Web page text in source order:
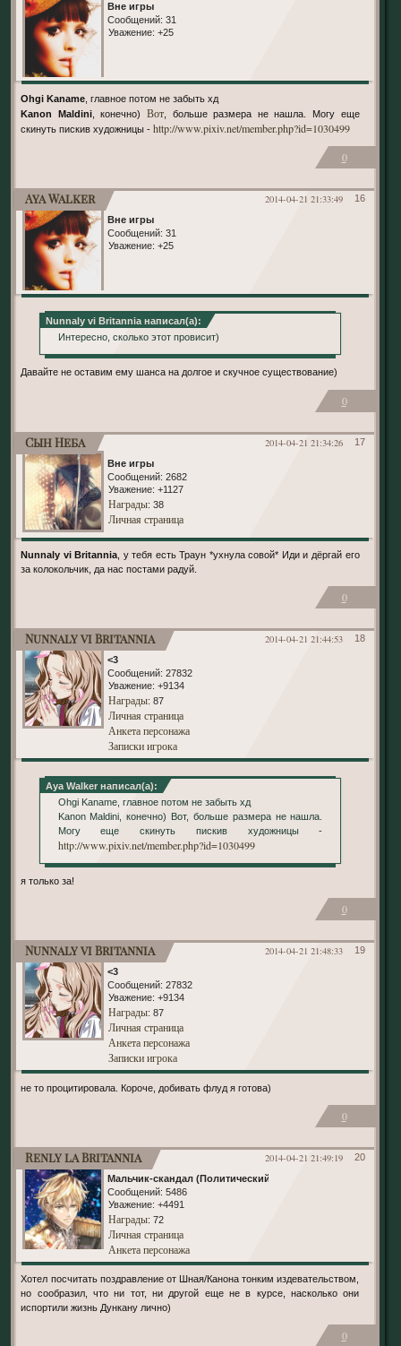
Вне игры
Сообщений: 31
Уважение: +25
Ohgi Kaname , главное потом не забыть хд
Kanon Maldini, конечно)Вот , больше размера не нашла. Могу еще
скинуть пискив художницы -http://www.pixiv.net/member.php?id=1030499
0
16
2014-04-21 21:33:49
Aya Walker
Вне игры
Сообщений: 31
Уважение: +25
Nunnaly vi Britannia написал(а):
Интересно, сколько этот провисит)
Давайте не оставим ему шанса на долгое и скучное существование)
0
17
2014-04-21 21:34:26
Сын Неба
Вне игры
Сообщений: 2682
Уважение: +1127
Награды: 38
Личная страница
Nunnaly vi Britannia , у тебя есть Траун *ухнула совой* Иди и дёргай его
за колокольчик, да нас постами радуй.
0
18
2014-04-21 21:44:53
Nunnaly vi Britannia
<3
Сообщений: 27832
Уважение: +9134
Награды: 87
Личная страница
Анкета персонажа
Записки игрока
Aya Walker написал(а):
Ohgi Kaname, главное потом не забыть хд
Kanon Maldini, конечно) Вот, больше размера не нашла.
Могу еще скинуть пискив художницы -
http://www.pixiv.net/member.php?id=1030499
я только за!
0
19
2014-04-21 21:48:33
Nunnaly vi Britannia
<3
Сообщений: 27832
Уважение: +9134
Награды: 87
Личная страница
Анкета персонажа
Записки игрока
не то процитировала. Короче, добивать флуд я готова)
0
20
2014-04-21 21:49:19
Renly la Britannia
Мальчик-скандал (Политический)
Сообщений: 5486
Уважение: +4491
Награды: 72
Личная страница
Анкета персонажа
Хотел посчитать поздравление от Шная/Канона тонким издевательством,
но сообразил, что ни тот, ни другой еще не в курсе, насколько они
испортили жизнь Дункану лично)
0